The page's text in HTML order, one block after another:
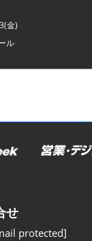
金)
ル
せ
protected]